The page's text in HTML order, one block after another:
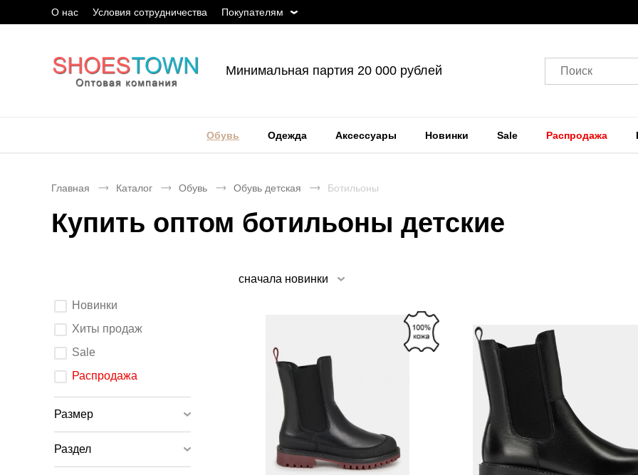
О нас Условия сотрудничества Покупателям
Минимальная партия 20 000 рублей Поиск
Обувь Одежда Аксессуары Новинки Sale Распродажа
Главная Каталог Обувь Обувь детская Ботильоны
Купить оптом ботильоны детские
Выберите
параметры
После
изменения
элемента
ввода
обновится.
Новинки
Хиты продаж
Sale
Распродажа
Размер
Раздел
сначала новинки